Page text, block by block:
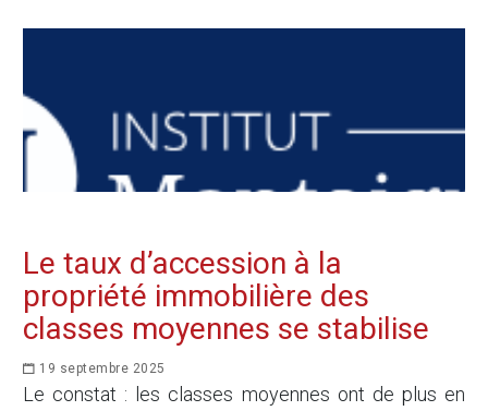
Le taux d’accession à la
propriété immobilière des
classes moyennes se stabilise
19 septembre 2025
Le constat : les classes moyennes ont de plus en